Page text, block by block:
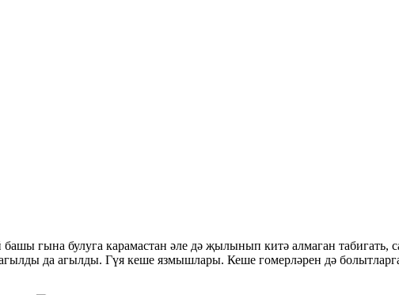
гына булуга карамастан әле дә җылынып китә алмаган табигать,
да агылды. Гүя кеше язмышлары. Кеше гомерләрен дә